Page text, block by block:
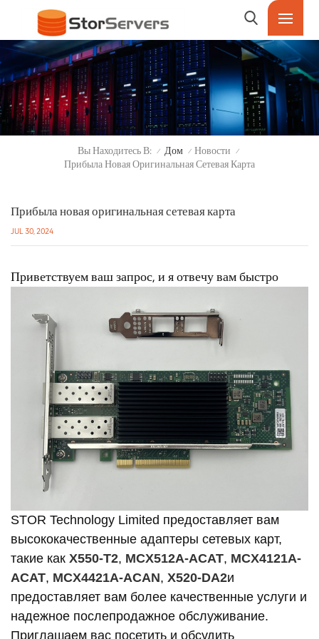
Вы Находитесь В: / Дом / Новости /
Прибыла Новая Оригинальная Сетевая Карта
Прибыла новая оригинальная сетевая карта
JUL 30, 2024
Приветствуем ваш запрос, и я отвечу вам быстро
STOR Technology Limited предоставляет вам
высококачественные адаптеры сетевых карт,
такие как Х550-Т2, MCX512A-ACAT, MCX4121A-
ACAT, MCX4421A-ACAN, X520-DA2и
предоставляет вам более качественные услуги и
надежное послепродажное обслуживание.
Приглашаем вас посетить и обсудить